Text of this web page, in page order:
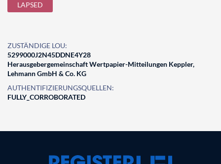
LAPSED
ZUSTÄNDIGE LOU:
5299000J2N45DDNE4Y28
Herausgebergemeinschaft Wertpapier-Mitteilungen Keppler,
Lehmann GmbH & Co. KG
AUTHENTIFIZIERUNGSQUELLEN:
FULLY_CORROBORATED